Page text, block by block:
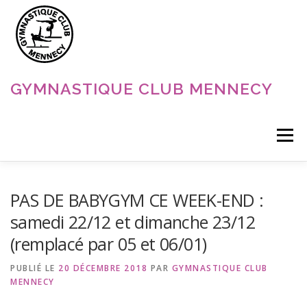
contenu
GYMNASTIQUE CLUB MENNECY
Menu
LE CLUB CONTACT
PAS DE BABYGYM CE WEEK-END :
samedi 22/12 et dimanche 23/12
(remplacé par 05 et 06/01)
PUBLIÉ LE 20 DÉCEMBRE 2018 PAR GYMNASTIQUE CLUB
MENNECY